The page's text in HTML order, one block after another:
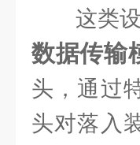
这类
数据传输
头，通过
头对落入